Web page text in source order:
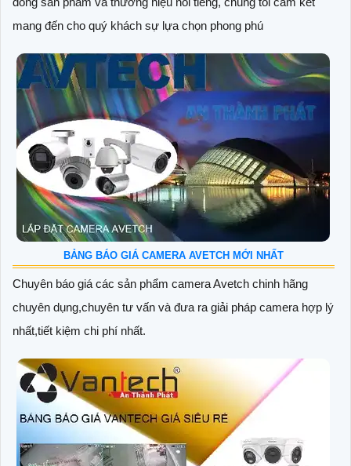
mang đến cho quý khách sự lựa chọn phong phú
BẢNG BÁO GIÁ CAMERA AVETCH MỚI NHẤT
Chuyên báo giá các sản phẩm camera Avetch chinh hãng
chuyên dụng,chuyên tư vấn và đưa ra giải pháp camera hợp lý
nhất,tiết kiệm chi phí nhất.